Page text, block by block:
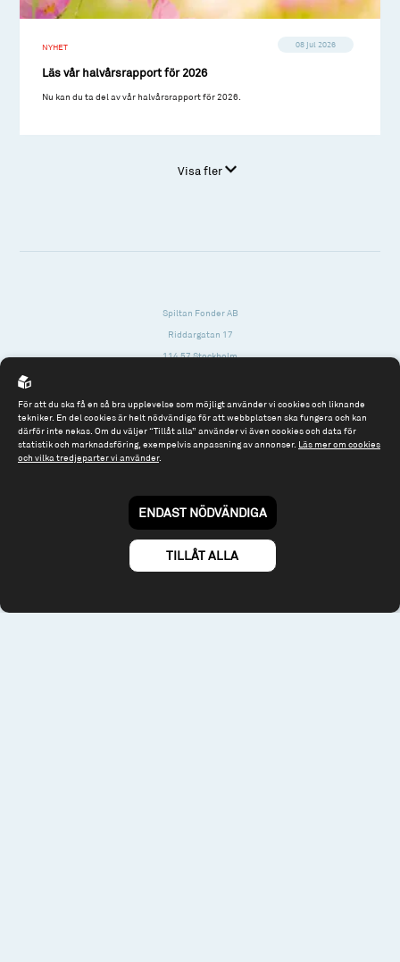
NYHET 08 jul 2026
Läs vår halvårsrapport för 2026
Nu kan du ta del av vår halvårsrapport för 2026.
Visa fler
Spiltan Fonder AB
Riddargatan 17
114 57 Stockholm
Tel: 08 - 545 813 40
Till spiltan.se
© 2026 - Spiltan Fonder AB
By Sphinxly
För att du ska få en så bra upplevelse som möjligt använder vi cookies och liknande
tekniker. En del cookies är helt nödvändiga för att webbplatsen ska fungera och kan
därför inte nekas. Om du väljer “Tillåt alla” använder vi även cookies och data för
statistik och marknadsföring, exempelvis anpassning av annonser. Läs mer om cookies
och vilka tredjeparter vi använder.
ENDAST NÖDVÄNDIGA
TILLÅT ALLA